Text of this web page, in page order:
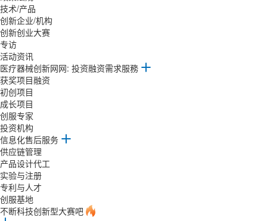
技术/产品
创新企业/机构
创新创业大赛
专访
活动资讯
医疗器械创新网网: 投资融资需求服務
获奖项目融资
初创项目
成长项目
创服专家
投资机构
信息化售后服务
供应链管理
产品设计代工
实验与注册
专利与人才
创服基地
不断科技创新型大赛吧